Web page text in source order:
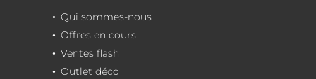
Qui sommes-nous
Offres en cours
Ventes flash
Outlet déco